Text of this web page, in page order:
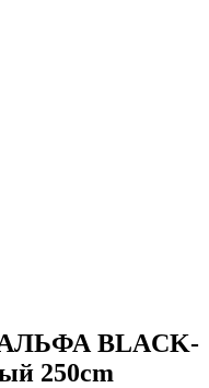
BLACK-
250cm